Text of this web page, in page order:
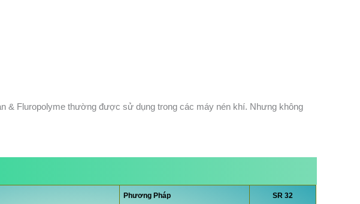
& Fluropolyme thường được sử dụng trong các máy nén khí. Nhưng không
Phương Pháp SR 32